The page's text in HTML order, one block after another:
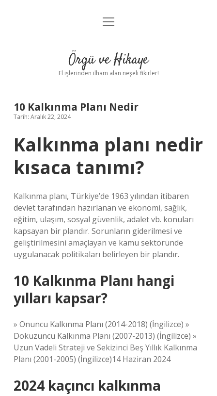
Anasayfa
Yasal Uyarı
menüyü
Örgü ve Hikaye
El işlerinden ilham alan neşeli fikirler!
10 Kalkınma Planı Nedir
Tarih: Aralık 22, 2024
Kalkınma planı nedir
kısaca tanımı?
Kalkınma planı, Türkiye’de 1963 yılından itibaren
devlet tarafından hazırlanan ve ekonomi, sağlık,
eğitim, ulaşım, sosyal güvenlik, adalet vb. konuları
kapsayan bir plandır. Sorunların giderilmesi ve
geliştirilmesini amaçlayan ve kamu sektöründe
uygulanacak politikaları belirleyen bir plandır.
10 Kalkınma Planı hangi
yılları kapsar?
» Onuncu Kalkınma Planı (2014-2018) (İngilizce) »
Dokuzuncu Kalkınma Planı (2007-2013) (İngilizce) »
Uzun Vadeli Strateji ve Sekizinci Beş Yıllık Kalkınma
Planı (2001-2005) (İngilizce)14 Haziran 2024
2024 kaçıncı kalkınma